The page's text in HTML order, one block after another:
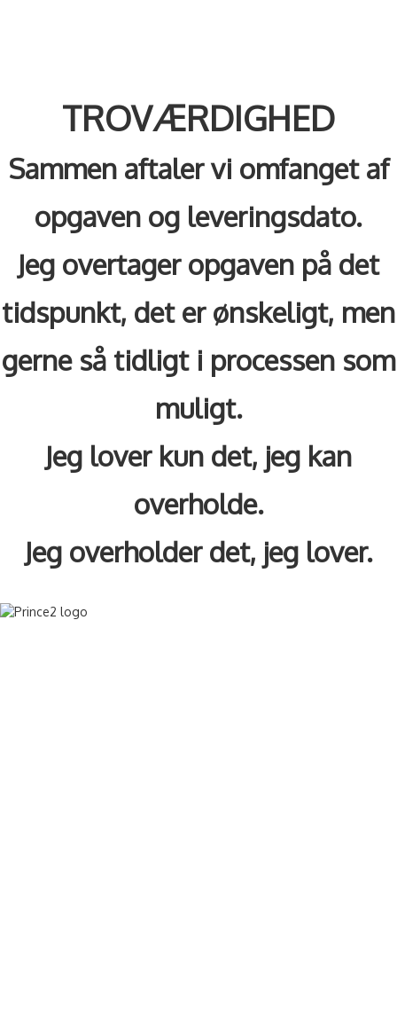
TROVÆRDIGHED
Sammen aftaler vi omfanget af
opgaven og leveringsdato.
Jeg overtager opgaven på det
tidspunkt, det er ønskeligt, men
gerne så tidligt i processen som
muligt.
Jeg lover kun det, jeg kan
overholde.
Jeg overholder det, jeg lover.